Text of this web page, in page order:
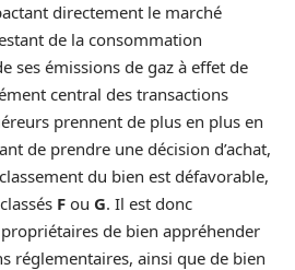
directement le marché
de la consommation
ses émissions de gaz à effet de
central des transactions
prennent de plus en plus en
de prendre une décision d’achat,
du bien est défavorable,
F ou G. Il est donc
de bien appréhender
réglementaires, ainsi que de bien